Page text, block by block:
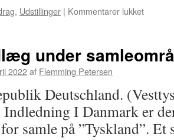
, Udstillinger | Kommentarer lukkettil
under
2022af Flemming Petersen
Deutschland.
I Danmark er
samle på ”Tyskland”. Et